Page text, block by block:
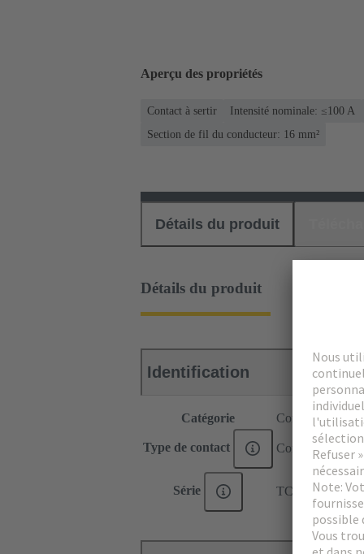
Aperçu des propriétés
Contact à sertir Intensité nominale: ≤100 A
Section de fil du conducteur: 16 mm²
Détails du produit
Détails du produit
Identification
Catégorie Contacts
Type de contact Contact à sertir
Série TC 100